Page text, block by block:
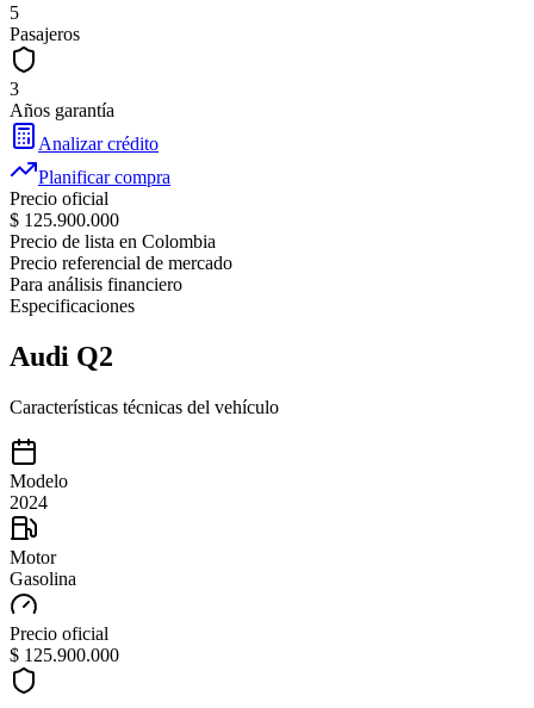
5
Pasajeros
3
Años garantía
Analizar crédito
Planificar compra
Precio oficial
$ 125.900.000
Precio de lista en Colombia
Precio referencial de mercado
Para análisis financiero
Especificaciones
Audi Q2
Características técnicas del vehículo
Modelo
2024
Motor
Gasolina
Precio oficial
$ 125.900.000